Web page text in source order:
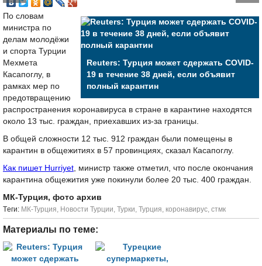
Reuters: Турция может сдержать COVID-
19 в течение 38 дней, если объявит
полный карантин
По словам
министра по
делам молодёжи
и спорта Турции
Мехмета
Касапоглу, в
рамках мер по
предотвращению
распространения коронавируса в стране в карантине находятся
около 13 тыс. граждан, приехавших из-за границы.
В общей сложности 12 тыс. 912 граждан были помещены в
карантин в общежитиях в 57 провинциях, сказал Касапоглу.
Как пишет Hurriyet, министр также отметил, что после окончания
карантина общежития уже покинули более 20 тыс. 400 граждан.
МК-Турция, фото архив
Tеги: МК-Турция, Новости Турции, Турки, Турция, коронавирус, стмк
Материалы по теме: